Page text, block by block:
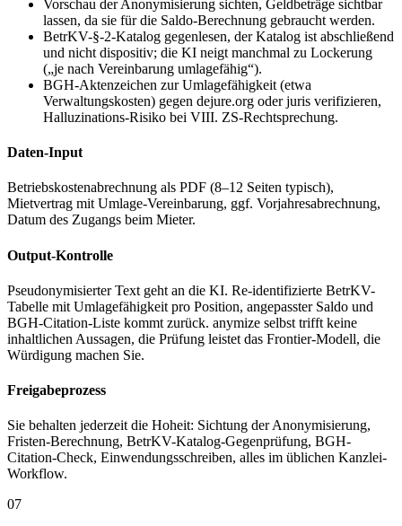
Vorschau der Anonymisierung sichten, Geldbeträge sichtbar
lassen, da sie für die Saldo-Berechnung gebraucht werden.
BetrKV-§-2-Katalog gegenlesen, der Katalog ist abschließend
und nicht dispositiv; die KI neigt manchmal zu Lockerung
(„je nach Vereinbarung umlagefähig“).
BGH-Aktenzeichen zur Umlagefähigkeit (etwa
Verwaltungskosten) gegen dejure.org oder juris verifizieren,
Halluzinations-Risiko bei VIII. ZS-Rechtsprechung.
Daten-Input
Betriebskostenabrechnung als PDF (8–12 Seiten typisch),
Mietvertrag mit Umlage-Vereinbarung, ggf. Vorjahresabrechnung,
Datum des Zugangs beim Mieter.
Output-Kontrolle
Pseudonymisierter Text geht an die KI. Re-identifizierte BetrKV-
Tabelle mit Umlagefähigkeit pro Position, angepasster Saldo und
BGH-Citation-Liste kommt zurück. anymize selbst trifft keine
inhaltlichen Aussagen, die Prüfung leistet das Frontier-Modell, die
Würdigung machen Sie.
Freigabeprozess
Sie behalten jederzeit die Hoheit: Sichtung der Anonymisierung,
Fristen-Berechnung, BetrKV-Katalog-Gegenprüfung, BGH-
Citation-Check, Einwendungsschreiben, alles im üblichen Kanzlei-
Workflow.
07